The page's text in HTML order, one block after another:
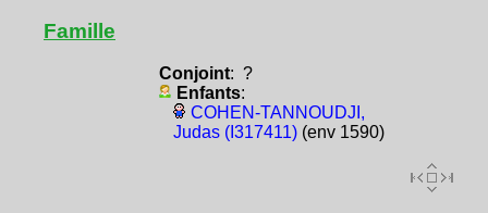
Famille
Conjoint: ?
Enfants:
COHEN-TANNOUDJI,
Judas (I317411)(env 1590)